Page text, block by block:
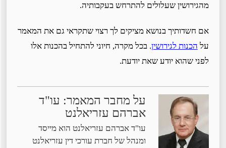
מהגירושין שעלולים להתרחש בעקבותיה.
אם חשדותיך בנושא מציקים לך רצוי שתקראי גם את המאמר
עלהכנות לגירושין. בכל מקרה, חיוני להתחיל בהכנות אלו
לפני שהוא יודע שאת יודעת.
על מחבר המאמר: עו"ד
אברהם עזריאלנט
עו"ד אברהם עזריאלנט הוא מייסד
ומנהל של חברת עורכי דין עזריאלנט